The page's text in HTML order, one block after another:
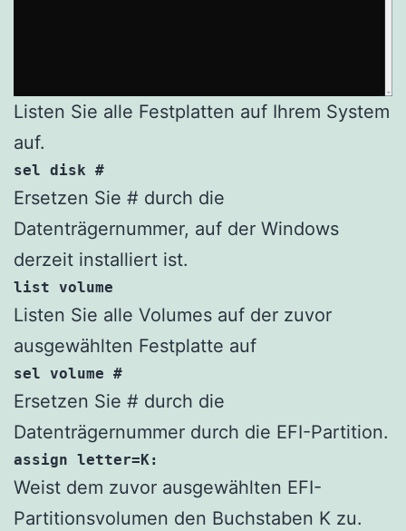
Listen Sie alle Festplatten auf Ihrem System
auf.
sel disk #
Ersetzen Sie # durch die
Datenträgernummer, auf der Windows
derzeit installiert ist.
list volume
Listen Sie alle Volumes auf der zuvor
ausgewählten Festplatte auf
sel volume #
Ersetzen Sie # durch die
Datenträgernummer durch die EFI-Partition.
assign letter=K:
Weist dem zuvor ausgewählten EFI-
Partitionsvolumen den Buchstaben K zu.